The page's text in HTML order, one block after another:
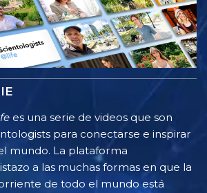
es una serie de videos que son
para conectarse e inspirar
mundo. La plataforma
a las muchas formas en que la
de todo el mundo está